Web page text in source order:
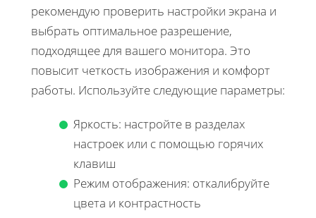
рекомендую проверить настройки экрана и
выбрать оптимальное разрешение,
подходящее для вашего монитора. Это
повысит четкость изображения и комфорт
работы. Используйте следующие параметры:
Яркость: настройте в разделах
настроек или с помощью горячих
клавиш
Режим отображения: откалибруйте
цвета и контрастность